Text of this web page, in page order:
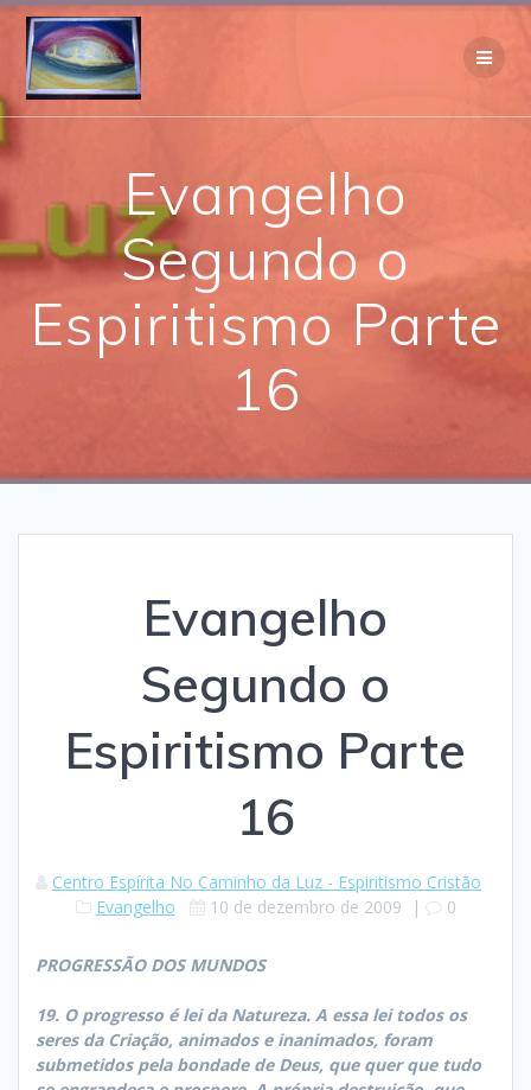
Skip
Evangelho
Segundo o
Espiritismo Parte
16
Evangelho
Segundo o
Espiritismo Parte
16
Centro Espírita No Caminho da Luz - Espiritismo Cristão
Evangelho
10 de dezembro de 2009 | 0
PROGRESSÃO DOS MUNDOS
19. O progresso é lei da Natureza. A essa lei todos os
seres da Criação, animados e inanimados, foram
submetidos pela bondade de Deus, que quer que tudo